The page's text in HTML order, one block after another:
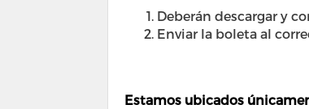
Deberán descargar y
Enviar la boleta al
Estamos ubicados